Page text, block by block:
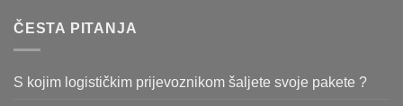
ČESTA PITANJA
S kojim logističkim prijevoznikom šaljete svoje pakete ?